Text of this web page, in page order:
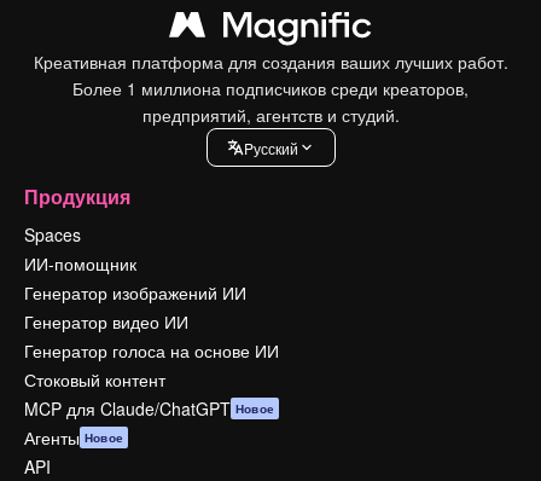
Креативная платформа для создания ваших лучших работ.
Более 1 миллиона подписчиков среди креаторов,
предприятий, агентств и студий.
Pусский
Продукция
Spaces
ИИ-помощник
Генератор изображений ИИ
Генератор видео ИИ
Генератор голоса на основе ИИ
Стоковый контент
MCP для Claude/ChatGPT Новое
Агенты Новое
API